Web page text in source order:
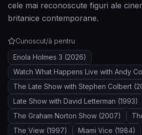
cele mai reconoscute figuri ale
britanice contemporane.
Cunoscut/ă pentru
Enola Holmes 3 (2026)
Watch What Happens Live with Andy
The Late Show with Stephen Colbert
Late Show with David Letterman (1993)
The Graham Norton Show (2007)
The View (1997) Miami Vice (1984)